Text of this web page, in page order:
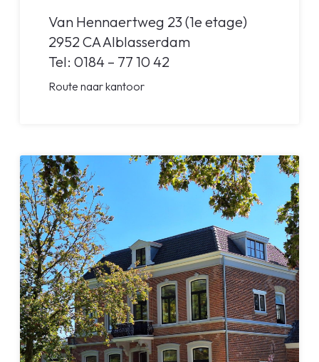
Van Hennaertweg 23 (1e etage)
2952 CA Alblasserdam
Tel: 0184 – 77 10 42
Route naar kantoor